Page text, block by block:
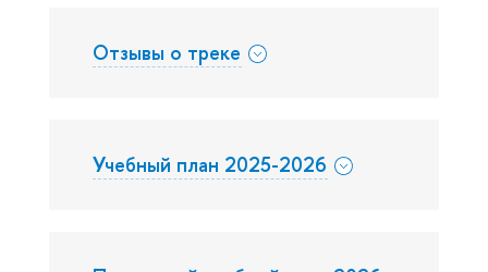
Отзывы о треке
Учебный план 2025-2026